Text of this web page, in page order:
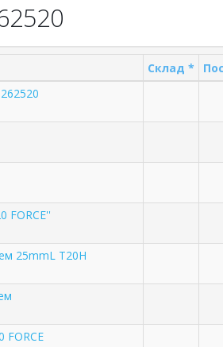
Склад *
FORCE''
25mmL T20H
FORCE